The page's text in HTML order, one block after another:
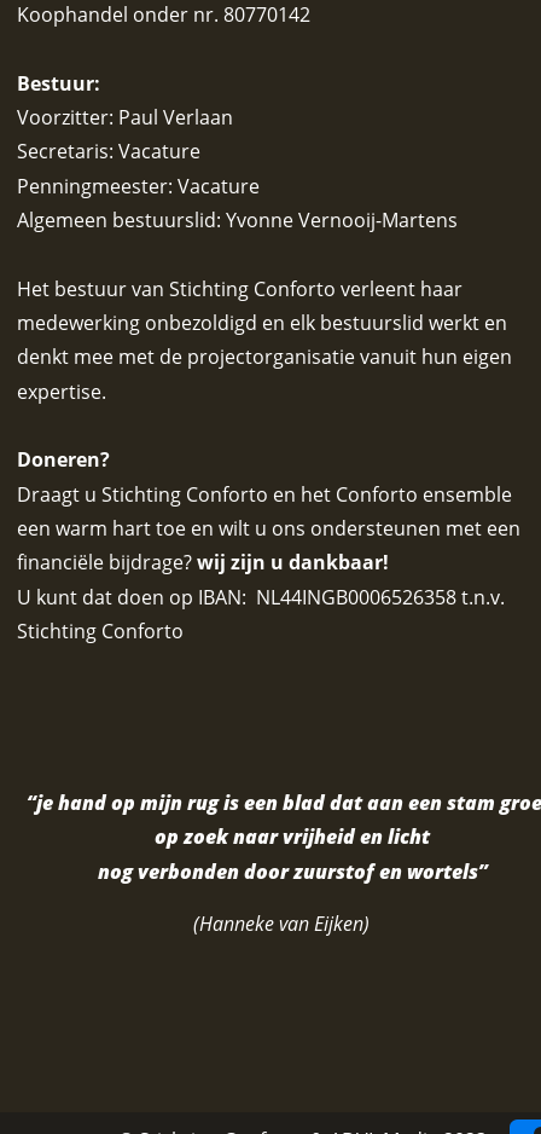
“je hand op mijn rug is een blad dat aan een stam
op zoek naar vrijheid en licht
nog verbonden door zuurstof en wortels”
(Hanneke van Eijken)
Koophandel onder nr. 80770142
Bestuur:
Voorzitter: Paul Verlaan
Secretaris: Vacature
Penningmeester: Vacature
Algemeen bestuurslid: Yvonne Vernooij-Martens
Het bestuur van Stichting Conforto verleent haar
medewerking onbezoldigd en elk bestuurslid werkt en
denkt mee met de projectorganisatie vanuit hun eigen
expertise.
Doneren?
Draagt u Stichting Conforto en het Conforto ensemble
een warm hart toe en wilt u ons ondersteunen met een
financiële bijdrage? wij zijn u dankbaar!
U kunt dat doen op IBAN:  NL44INGB0006526358 t.n.v.
Stichting Conforto